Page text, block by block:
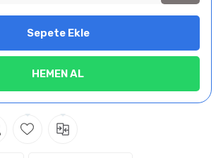
Sepete Ekle
HEMEN AL